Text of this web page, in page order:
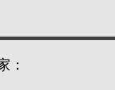
：